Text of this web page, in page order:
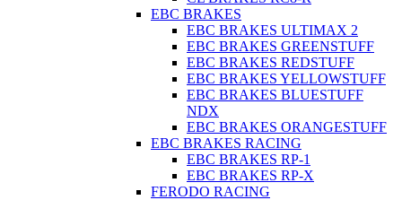
EBC BRAKES
EBC BRAKES ULTIMAX 2
EBC BRAKES GREENSTUFF
EBC BRAKES REDSTUFF
EBC BRAKES YELLOWSTUFF
EBC BRAKES BLUESTUFF
NDX
EBC BRAKES ORANGESTUFF
EBC BRAKES RACING
EBC BRAKES RP-1
EBC BRAKES RP-X
FERODO RACING